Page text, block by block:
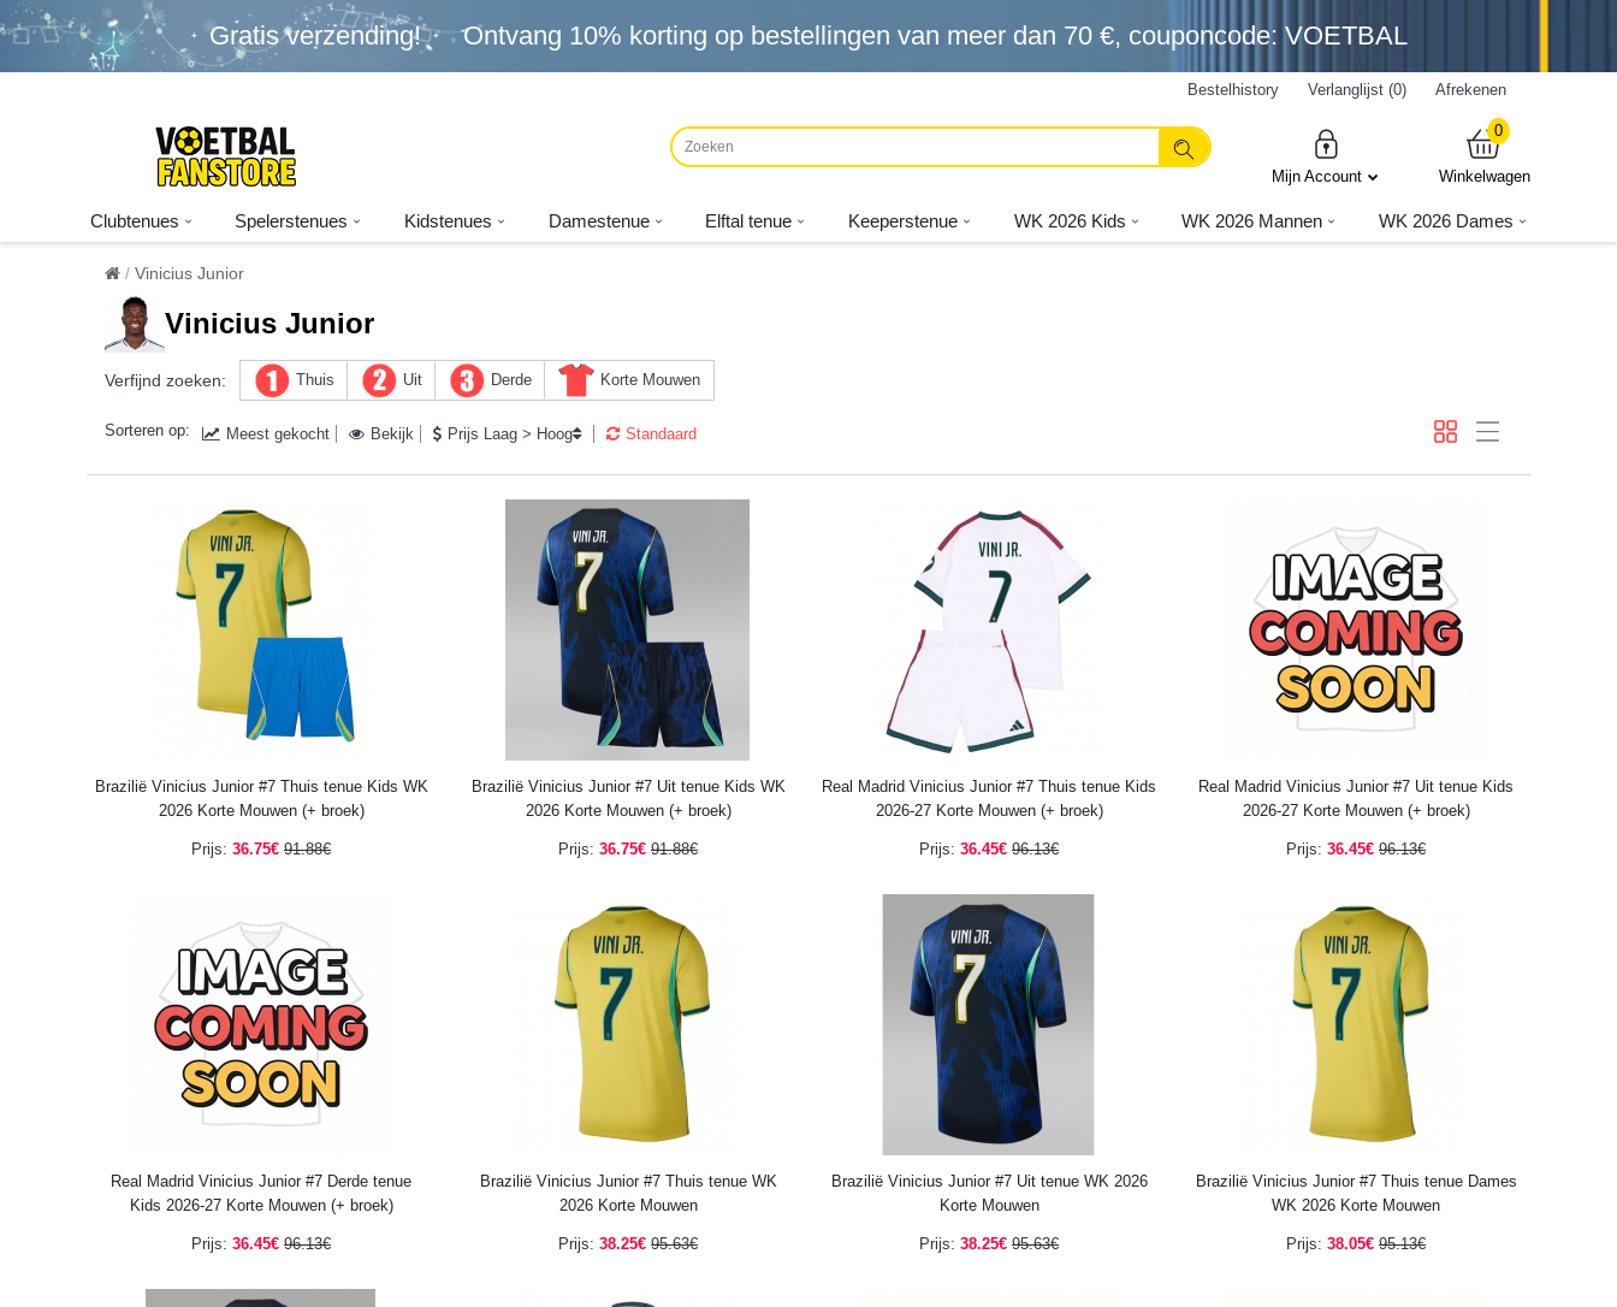
Gratis verzending! Ontvang 10% korting op bestellingen van meer dan 70 €, couponcode: VOETBAL
Bestelhistory Verlanglijst (0) Afrekenen
Mijn Account
0
Winkelwagen
Clubtenues Spelerstenues Kidstenues Damestenue Elftal tenue Keeperstenue WK 2026 Kids WK 2026 Mannen WK 2026 Dames
Vinicius Junior
Vinicius Junior
Verfijnd zoeken: Thuis Uit Derde Korte Mouwen
Sorteren op: Meest gekocht Bekijk Prijs Laag > Hoog Standaard
Brazilië Vinicius Junior #7 Thuis tenue Kids WK
2026 Korte Mouwen (+ broek)
Prijs: 36.75€ 91.88€
Brazilië Vinicius Junior #7 Uit tenue Kids WK
2026 Korte Mouwen (+ broek)
Prijs: 36.75€ 91.88€
Real Madrid Vinicius Junior #7 Thuis tenue Kids
2026-27 Korte Mouwen (+ broek)
Prijs: 36.45€ 96.13€
Real Madrid Vinicius Junior #7 Uit tenue Kids
2026-27 Korte Mouwen (+ broek)
Prijs: 36.45€ 96.13€
Real Madrid Vinicius Junior #7 Derde tenue
Kids 2026-27 Korte Mouwen (+ broek)
Prijs: 36.45€ 96.13€
Brazilië Vinicius Junior #7 Thuis tenue WK
2026 Korte Mouwen
Prijs: 38.25€ 95.63€
Brazilië Vinicius Junior #7 Uit tenue WK 2026
Korte Mouwen
Prijs: 38.25€ 95.63€
Brazilië Vinicius Junior #7 Thuis tenue Dames
WK 2026 Korte Mouwen
Prijs: 38.05€ 95.13€